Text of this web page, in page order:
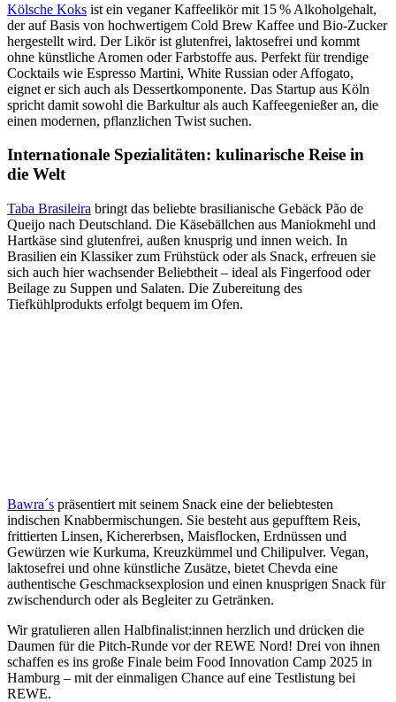
Kölsche Koks ist ein veganer Kaffeelikör mit 15 % Alkoholgehalt,
der auf Basis von hochwertigem Cold Brew Kaffee und Bio-Zucker
hergestellt wird. Der Likör ist glutenfrei, laktosefrei und kommt
ohne künstliche Aromen oder Farbstoffe aus. Perfekt für trendige
Cocktails wie Espresso Martini, White Russian oder Affogato,
eignet er sich auch als Dessertkomponente. Das Startup aus Köln
spricht damit sowohl die Barkultur als auch Kaffeegenießer an, die
einen modernen, pflanzlichen Twist suchen.
Internationale Spezialitäten: kulinarische Reise in
die Welt
Taba Brasileira bringt das beliebte brasilianische Gebäck Pão de
Queijo nach Deutschland. Die Käsebällchen aus Maniokmehl und
Hartkäse sind glutenfrei, außen knusprig und innen weich. In
Brasilien ein Klassiker zum Frühstück oder als Snack, erfreuen sie
sich auch hier wachsender Beliebtheit – ideal als Fingerfood oder
Beilage zu Suppen und Salaten. Die Zubereitung des
Tiefkühlprodukts erfolgt bequem im Ofen.
Bawra´s präsentiert mit seinem Snack eine der beliebtesten
indischen Knabbermischungen. Sie besteht aus gepufftem Reis,
frittierten Linsen, Kichererbsen, Maisflocken, Erdnüssen und
Gewürzen wie Kurkuma, Kreuzkümmel und Chilipulver. Vegan,
laktosefrei und ohne künstliche Zusätze, bietet Chevda eine
authentische Geschmacksexplosion und einen knusprigen Snack für
zwischendurch oder als Begleiter zu Getränken.
Wir gratulieren allen Halbfinalist:innen herzlich und drücken die
Daumen für die Pitch-Runde vor der REWE Nord! Drei von ihnen
schaffen es ins große Finale beim Food Innovation Camp 2025 in
Hamburg – mit der einmaligen Chance auf eine Testlistung bei
REWE.